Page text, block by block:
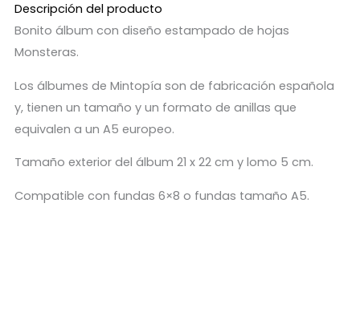
Descripción del producto
Bonito álbum con diseño estampado de hojas
Monsteras.
Los álbumes de Mintopía son de fabricación española
y, tienen un tamaño y un formato de anillas que
equivalen a un A5 europeo.
Tamaño exterior del álbum 21 x 22 cm y lomo 5 cm.
Compatible con fundas 6×8 o fundas tamaño A5.